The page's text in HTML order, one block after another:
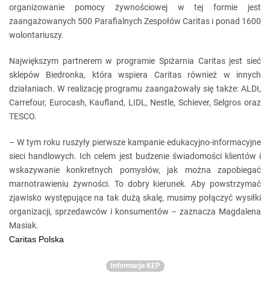
organizowanie pomocy żywnościowej w tej formie jest
zaangażowanych 500 Parafialnych Zespołów Caritas i ponad 1600
wolontariuszy.
Największym partnerem w programie Spiżarnia Caritas jest sieć
sklepów Biedronka, która wspiera Caritas również w innych
działaniach. W realizację programu zaangażowały się także: ALDI,
Carrefour, Eurocash, Kaufland, LIDL, Nestle, Schiever, Selgros oraz
TESCO.
– W tym roku ruszyły pierwsze kampanie edukacyjno-informacyjne
sieci handlowych. Ich celem jest budzenie świadomości klientów i
wskazywanie konkretnych pomysłów, jak można zapobiegać
marnotrawieniu żywności. To dobry kierunek. Aby powstrzymać
zjawisko występujące na tak dużą skalę, musimy połączyć wysiłki
organizacji, sprzedawców i konsumentów – zaznacza Magdalena
Masiak.
Caritas Polska
Informacje KEP